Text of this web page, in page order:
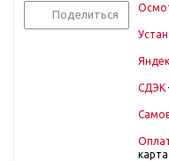
Поделиться
СДЭК